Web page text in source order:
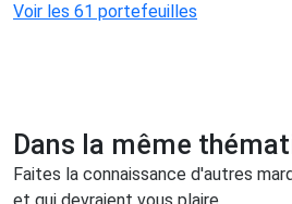
Voir les 61 portefeuilles
Dans la même
Faites la connaissance d'autres